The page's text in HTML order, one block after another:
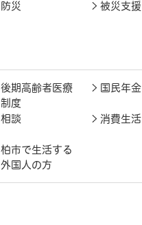
防災 被災支援
後期高齢者医療
制度
国民年金
相談 消費生活
柏市で生活する
外国人の方